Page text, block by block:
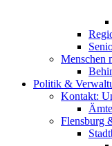
Menschen
Politik &
Kontakt:
Flensburg